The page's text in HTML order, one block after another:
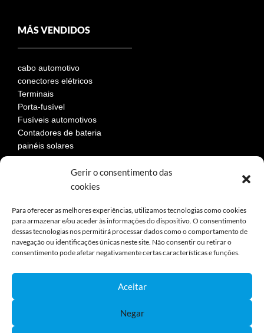
Gerir o consentimento das
cookies
Para oferecer as melhores experiências, utilizamos tecnologias como cookies
para armazenar e/ou aceder às informações do dispositivo. O consentimento
dessas tecnologias nos permitirá processar dados como o comportamento de
navegação ou identificações únicas neste site. Não consentir ou retirar o
consentimento pode afetar negativamente certas características e funções.
Aceitar
Negar
MÁS VENDIDOS
cabo automotivo
conectores elétricos
Terminais
Porta-fusível
Fusíveis automotivos
Contadores de bateria
painéis solares
Aviso Legal
Política de privacidad
Política de cookies
Términos y condiciones de compra